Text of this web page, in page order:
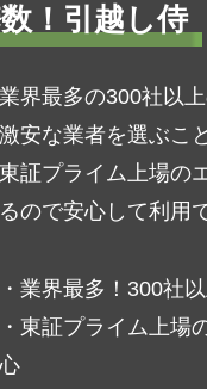
！引越し侍
業界最多の300社以
激安な業者を選ぶこ
東証プライム上場の
るので安心して利用
・業界最多！300社
・東証プライム上場
心